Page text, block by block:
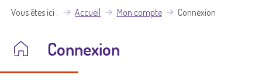
Vous êtes ici Accueil Mon compte Connexion
Connexion